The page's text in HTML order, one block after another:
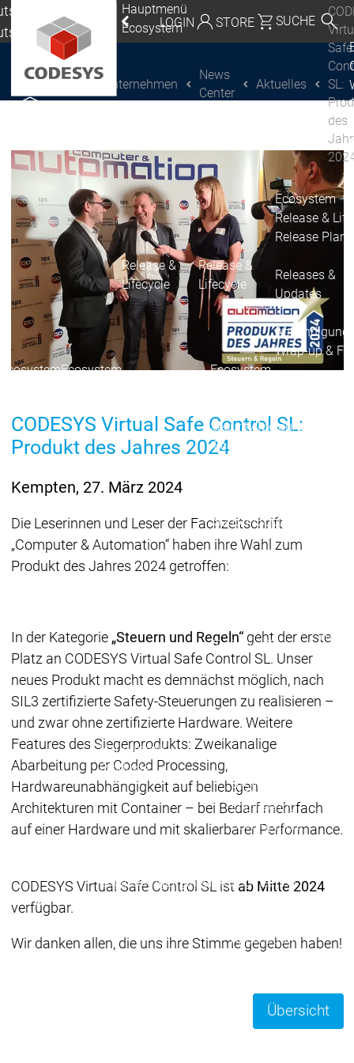
|
| Deutsch
Global | English
Italia | Italiano
China | 中文
LOGIN STORE SUCHE
EcosystemEcosystem
Hauptmenü
Ecosystem
CODESYS entdecken
Release &
Lifecycle
Release &
Lifecycle
Ecosystem
Release &
Release Plan
Releases &
Updates
Wrap-up &
Ecosystem
Security Meldung
Ecosystem
SupportSupport
User
Training Training
DownloadDownload
VertriebVertrieb
Hauptmenü
Produkte
EngineeringEngineering
Produkte
Engineering
Development
Engineering
Application
Control SL
CODESYS Group
Unternehmen
News
Center
Aktuelles
Safe
SL:
des
CODESYS Virtual Safe Control SL:
Produkt des Jahres 2024
Kempten, 27. März 2024
Die Leserinnen und Leser der Fachzeitschrift
„Computer & Automation“ haben ihre Wahl zum
Produkt des Jahres 2024 getroffen:
In der Kategorie „Steuern und Regeln“geht der erste
Platz an CODESYS Virtual Safe Control SL. Unser
neues Produkt macht es demnächst möglich, nach
SIL3 zertifizierte Safety-Steuerungen zu realisieren –
und zwar ohne zertifizierte Hardware. Weitere
Features des Siegerprodukts: Zweikanalige
Abarbeitung per Coded Processing,
Hardwareunabhängigkeit auf beliebigen
Architekturen mit Container – bei Bedarf mehrfach
auf einer Hardware und mit skalierbarer Performance.
CODESYS Virtual Safe Control SL ist ab Mitte 2024
verfügbar.
Wir danken allen, die uns ihre Stimme gegeben haben!
Übersicht